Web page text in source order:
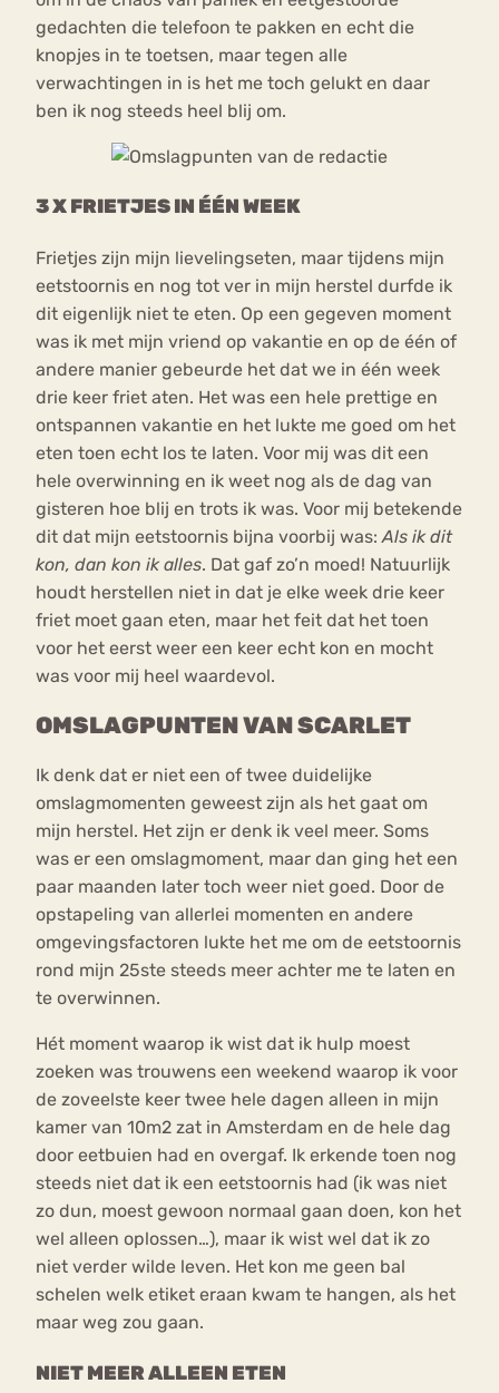
gedachten die telefoon te pakken en echt die
knopjes in te toetsen, maar tegen alle
verwachtingen in is het me toch gelukt en daar
ben ik nog steeds heel blij om.
3 X FRIETJES IN ÉÉN WEEK
Frietjes zijn mijn lievelingseten, maar tijdens mijn
eetstoornis en nog tot ver in mijn herstel durfde ik
dit eigenlijk niet te eten. Op een gegeven moment
was ik met mijn vriend op vakantie en op de één of
andere manier gebeurde het dat we in één week
drie keer friet aten. Het was een hele prettige en
ontspannen vakantie en het lukte me goed om het
eten toen echt los te laten. Voor mij was dit een
hele overwinning en ik weet nog als de dag van
gisteren hoe blij en trots ik was. Voor mij betekende
dit dat mijn eetstoornis bijna voorbij was: Als ik dit
kon, dan kon ik alles. Dat gaf zo’n moed! Natuurlijk
houdt herstellen niet in dat je elke week drie keer
friet moet gaan eten, maar het feit dat het toen
voor het eerst weer een keer echt kon en mocht
was voor mij heel waardevol.
OMSLAGPUNTEN VAN SCARLET
Ik denk dat er niet een of twee duidelijke
omslagmomenten geweest zijn als het gaat om
mijn herstel. Het zijn er denk ik veel meer. Soms
was er een omslagmoment, maar dan ging het een
paar maanden later toch weer niet goed. Door de
opstapeling van allerlei momenten en andere
omgevingsfactoren lukte het me om de eetstoornis
rond mijn 25ste steeds meer achter me te laten en
te overwinnen.
Hét moment waarop ik wist dat ik hulp moest
zoeken was trouwens een weekend waarop ik voor
de zoveelste keer twee hele dagen alleen in mijn
kamer van 10m2 zat in Amsterdam en de hele dag
door eetbuien had en overgaf. Ik erkende toen nog
steeds niet dat ik een eetstoornis had (ik was niet
zo dun, moest gewoon normaal gaan doen, kon het
wel alleen oplossen…), maar ik wist wel dat ik zo
niet verder wilde leven. Het kon me geen bal
schelen welk etiket eraan kwam te hangen, als het
maar weg zou gaan.
NIET MEER ALLEEN ETEN